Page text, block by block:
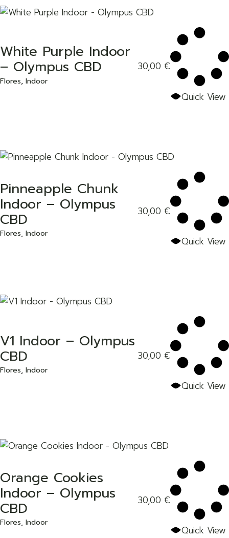
Add to wishlist
White Purple Indoor
– Olympus CBD
Flores Indoor
30,00 €
Quick View
Add to wishlist
Pinneapple Chunk
Indoor – Olympus
CBD
Flores Indoor
30,00 €
Quick View
Add to wishlist
V1 Indoor – Olympus
CBD
Flores Indoor
30,00 €
Quick View
Add to wishlist
Orange Cookies
Indoor – Olympus
CBD
Flores Indoor
30,00 €
Quick View